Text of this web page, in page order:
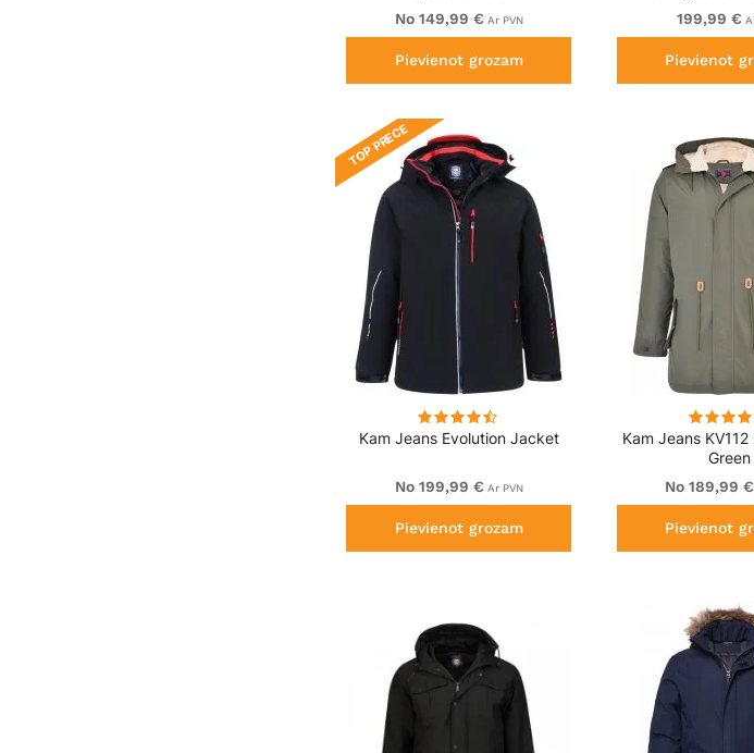
No 149,99 € Ar PVN
Pievienot grozam
199,99 €
Pievienot
Kam Jeans Evolution Jacket
TOP PRECE
No 199,99 € Ar PVN
Pievienot grozam
Kam Jeans
Green
No 189,99 €
Pievienot